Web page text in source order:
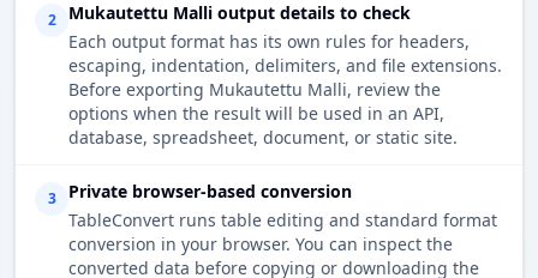
2
Mukautettu Malli output details to check
Each output format has its own rules for headers,
escaping, indentation, delimiters, and file extensions.
Before exporting Mukautettu Malli, review the
options when the result will be used in an API,
database, spreadsheet, document, or static site.
3
Private browser-based conversion
TableConvert runs table editing and standard format
conversion in your browser. You can inspect the
converted data before copying or downloading the